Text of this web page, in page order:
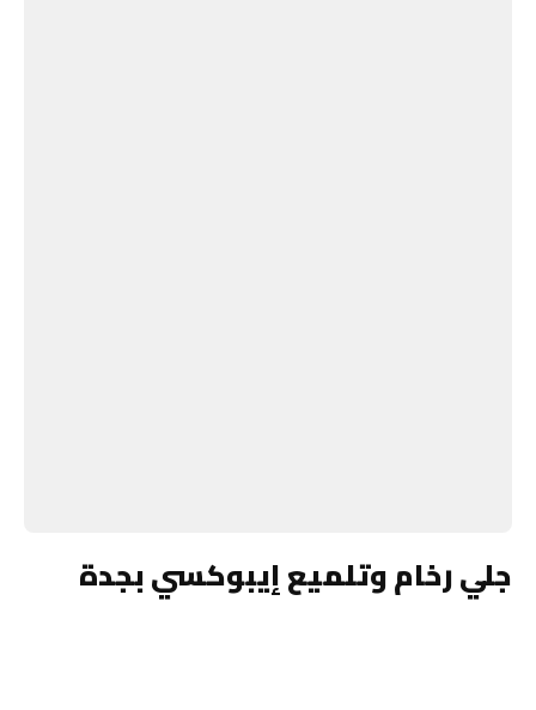
جلي رخام وتلميع إيبوكسي بجدة